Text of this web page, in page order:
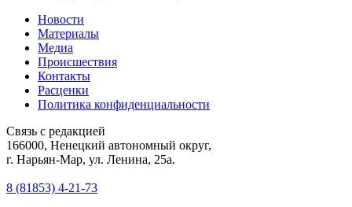
Новости
Материалы
Медиа
Происшествия
Контакты
Расценки
Политика конфиденциальности
Связь с редакцией
166000, Ненецкий автономный округ,
г. Нарьян-Мар, ул. Ленина, 25а.
8 (81853) 4-21-73